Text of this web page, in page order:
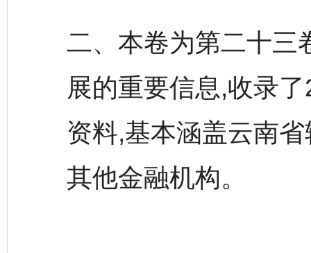
二、本卷为第二十三
展的重要信息,收录
资料,基本涵盖云南
其他金融机构。